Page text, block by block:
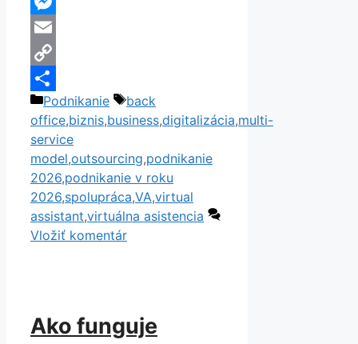
Messenger
Email
Copy
Link
Share
Kategórie
Podnikanie Značky
back
office,biznis,business,digitalizácia,multi-
service
model,outsourcing,podnikanie
2026,podnikanie v roku
2026,spolupráca,VA,virtual
assistant,virtuálna asistencia
Vložiť komentár
Ako funguje